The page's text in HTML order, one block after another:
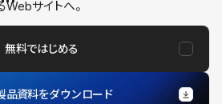
Webサイトへ。
無料ではじめる
品資料をダウンロード